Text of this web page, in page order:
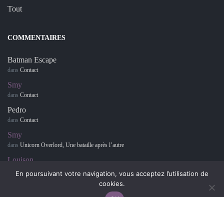
Tout
COMMENTAIRES
Batman Escape
dans Contact
Smy
dans Contact
Pedro
dans Contact
Smy
dans Unicorn Overlord, Une bataille après l’autre
Louison
dans Retour sur… Hotel Dusk : Room 215
En poursuivant votre navigation, vous acceptez l’utilisation de
cookies.